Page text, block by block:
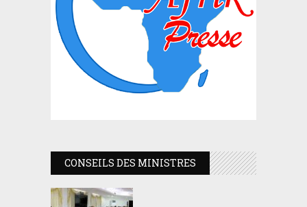
CONSEILS DES MINISTRES